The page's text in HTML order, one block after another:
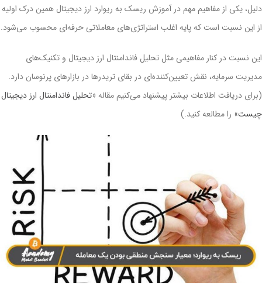
دلیل، یکی از مفاهیم مهم در آموزش ریسک به ریوارد ارز دیجیتال همین درک اولیه
از این نسبت است که پایه اغلب استراتژی‌های معاملاتی حرفه‌ای محسوب می‌شود.
این نسبت در کنار مفاهیمی مثل تحلیل فاندامنتال ارز دیجیتال و تکنیک‌های
مدیریت سرمایه، نقش تعیین‌کننده‌ای در بقای تریدرها در بازارهای پرنوسان دارد.
(برای دریافت اطلاعات بیشتر پیشنهاد می‌کنیم مقاله «تحلیل فاندامنتال ارز دیجیتال
چیست» را مطالعه کنید.)